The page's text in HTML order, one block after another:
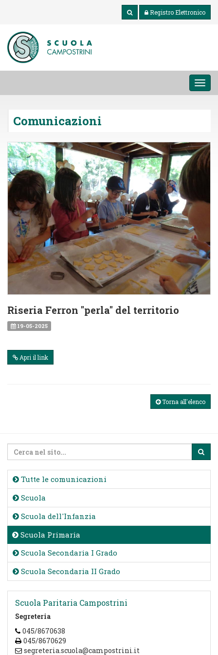
Registro Elettronico
Comunicazioni
Riseria Ferron "perla" del territorio
19-05-2025
Apri il link
Torna all'elenco
Tutte le comunicazioni
Scuola
Scuola dell'Infanzia
Scuola Primaria
Scuola Secondaria I Grado
Scuola Secondaria II Grado
Scuola Paritaria Campostrini
Segreteria
045/8670638
045/8670629
segreteria.scuola@campostrini.it